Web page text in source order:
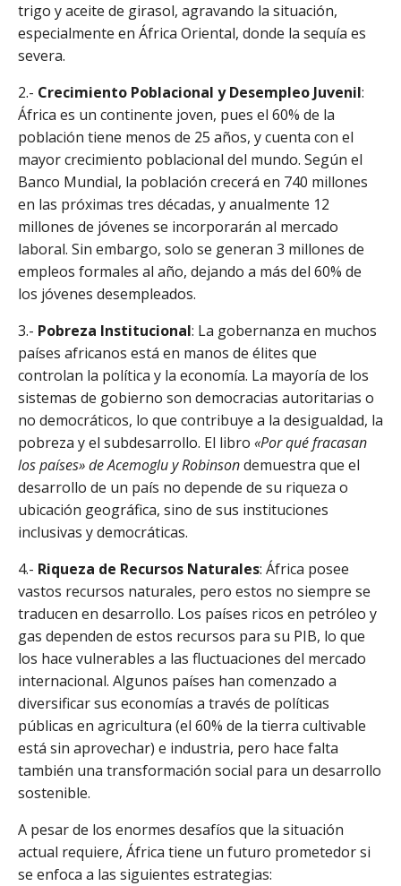
trigo y aceite de girasol, agravando la situación,
especialmente en África Oriental, donde la sequía es
severa.
2.- Crecimiento Poblacional y Desempleo Juvenil:
África es un continente joven, pues el 60% de la
población tiene menos de 25 años, y cuenta con el
mayor crecimiento poblacional del mundo. Según el
Banco Mundial, la población crecerá en 740 millones
en las próximas tres décadas, y anualmente 12
millones de jóvenes se incorporarán al mercado
laboral. Sin embargo, solo se generan 3 millones de
empleos formales al año, dejando a más del 60% de
los jóvenes desempleados.
3.- Pobreza Institucional: La gobernanza en muchos
países africanos está en manos de élites que
controlan la política y la economía. La mayoría de los
sistemas de gobierno son democracias autoritarias o
no democráticos, lo que contribuye a la desigualdad, la
pobreza y el subdesarrollo. El libro «Por qué fracasan
los países» de Acemoglu y Robinsondemuestra que el
desarrollo de un país no depende de su riqueza o
ubicación geográfica, sino de sus instituciones
inclusivas y democráticas.
4.- Riqueza de Recursos Naturales: África posee
vastos recursos naturales, pero estos no siempre se
traducen en desarrollo. Los países ricos en petróleo y
gas dependen de estos recursos para su PIB, lo que
los hace vulnerables a las fluctuaciones del mercado
internacional. Algunos países han comenzado a
diversificar sus economías a través de políticas
públicas en agricultura (el 60% de la tierra cultivable
está sin aprovechar) e industria, pero hace falta
también una transformación social para un desarrollo
sostenible.
A pesar de los enormes desafíos que la situación
actual requiere, África tiene un futuro prometedor si
se enfoca a las siguientes estrategias: